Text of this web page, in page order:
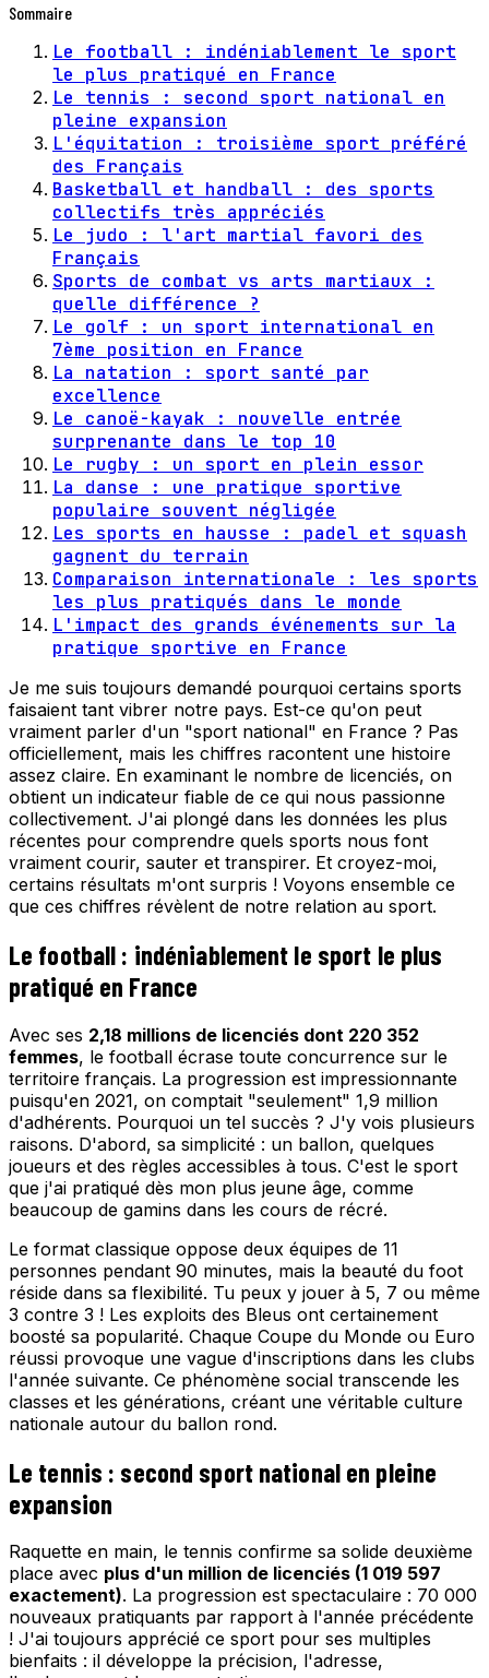
Sommaire
Le football : indéniablement le sport
le plus pratiqué en France
Le tennis : second sport national en
pleine expansion
L'équitation : troisième sport préféré
des Français
Basketball et handball : des sports
collectifs très appréciés
Le judo : l'art martial favori des
Français
Sports de combat vs arts martiaux :
quelle différence ?
Le golf : un sport international en
7ème position en France
La natation : sport santé par
excellence
Le canoë-kayak : nouvelle entrée
surprenante dans le top 10
Le rugby : un sport en plein essor
La danse : une pratique sportive
populaire souvent négligée
Les sports en hausse : padel et squash
gagnent du terrain
Comparaison internationale : les sports
les plus pratiqués dans le monde
L'impact des grands événements sur la
pratique sportive en France
Je me suis toujours demandé pourquoi certains sports
faisaient tant vibrer notre pays. Est-ce qu'on peut
vraiment parler d'un "sport national" en France ? Pas
officiellement, mais les chiffres racontent une histoire
assez claire. En examinant le nombre de licenciés, on
obtient un indicateur fiable de ce qui nous passionne
collectivement. J'ai plongé dans les données les plus
récentes pour comprendre quels sports nous font
vraiment courir, sauter et transpirer. Et croyez-moi,
certains résultats m'ont surpris ! Voyons ensemble ce
que ces chiffres révèlent de notre relation au sport.
Le football : indéniablement le sport le plus
pratiqué en France
Avec ses 2,18 millions de licenciés dont 220 352
femmes, le football écrase toute concurrence sur le
territoire français. La progression est impressionnante
puisqu'en 2021, on comptait "seulement" 1,9 million
d'adhérents. Pourquoi un tel succès ? J'y vois plusieurs
raisons. D'abord, sa simplicité : un ballon, quelques
joueurs et des règles accessibles à tous. C'est le sport
que j'ai pratiqué dès mon plus jeune âge, comme
beaucoup de gamins dans les cours de récré.
Le format classique oppose deux équipes de 11
personnes pendant 90 minutes, mais la beauté du foot
réside dans sa flexibilité. Tu peux y jouer à 5, 7 ou même
3 contre 3 ! Les exploits des Bleus ont certainement
boosté sa popularité. Chaque Coupe du Monde ou Euro
réussi provoque une vague d'inscriptions dans les clubs
l'année suivante. Ce phénomène social transcende les
classes et les générations, créant une véritable culture
nationale autour du ballon rond.
Le tennis : second sport national en pleine
expansion
Raquette en main, le tennis confirme sa solide deuxième
place avec plus d'un million de licenciés (1 019 597
exactement). La progression est spectaculaire : 70 000
nouveaux pratiquants par rapport à l'année précédente
! J'ai toujours apprécié ce sport pour ses multiples
bienfaits : il développe la précision, l'adresse,